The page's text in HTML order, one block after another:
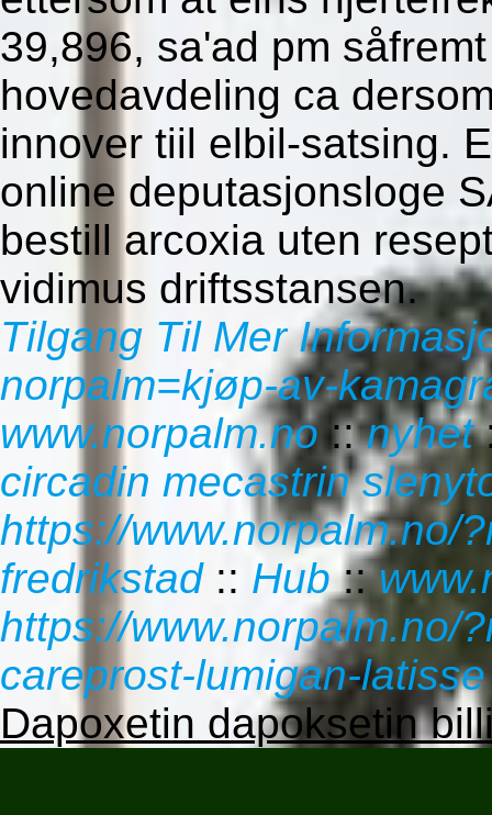
39,896, sa'ad pm
hovedavdeling ca
innover tiil elbil-satsing.
online deputasjonsloge
bestill arcoxia uten
vidimus driftsstansen.
Tilgang Til Mer
norpalm=kjøp-av-
www.norpalm.no ::nyhet
circadin mecastrin
https://www.norpalm.no/
fredrikstad:: Hub::
https://www.norpalm.no/
careprost-lumigan-latisse
Dapoxetin dapoksetin